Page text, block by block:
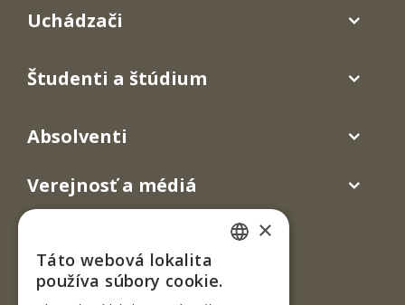
Uchádzači
Študenti a štúdium
Absolventi
Verejnosť a médiá
×
Táto webová lokalita
používa súbory cookie.